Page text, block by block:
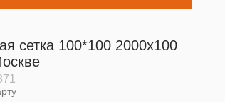
сетка 100*100 2000х100